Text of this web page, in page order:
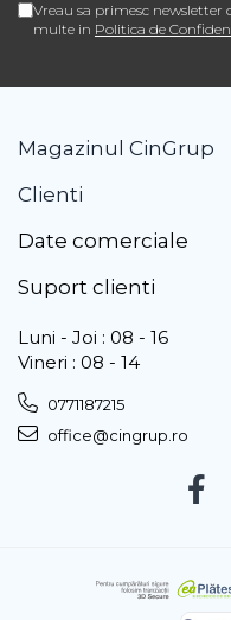
Vreau sa primesc
multe in Politica de
Magazinul CinGrup
Clienti
Date comerciale
Suport clienti
Luni - Joi : 08 - 16
Vineri : 08 - 14
0771187215
office@cingrup.ro